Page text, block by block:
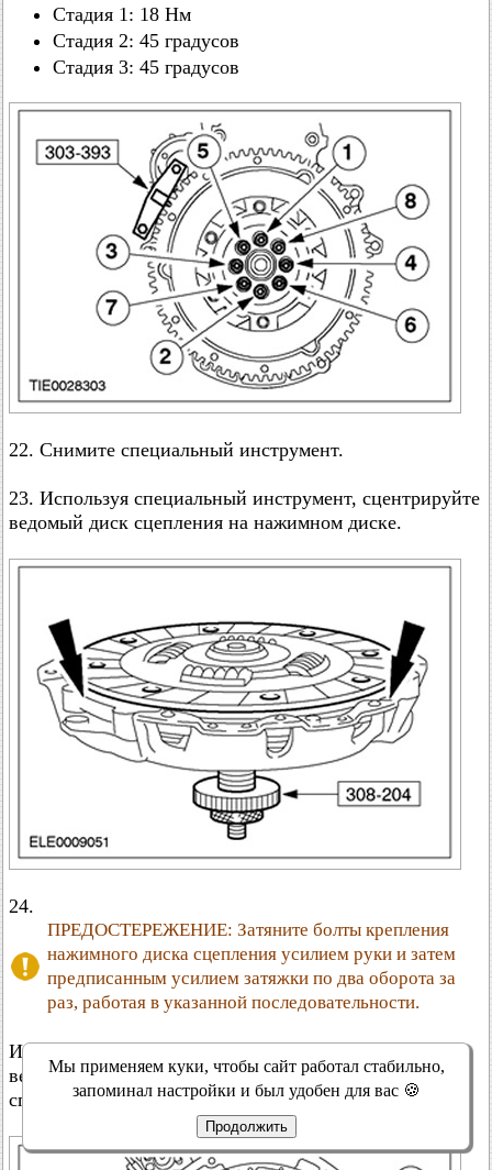
Стадия 1: 18 Нм
Стадия 2: 45 градусов
Стадия 3: 45 градусов
22. Снимите специальный инструмент.
23. Используя специальный инструмент, сцентрируйте
ведомый диск сцепления на нажимном диске.
24.
ПРЕДОСТЕРЕЖЕНИЕ: Затяните болты крепления
нажимного диска сцепления усилием руки и затем
предписанным усилием затяжки по два оборота за
раз, работая в указанной последовательности.
Используя специальный инструмент, установите
ведомый и нажимной диски сцепления. Снимите
специальный инструмент.
Мы применяем куки, чтобы сайт работал стабильно,
запоминал настройки и был удобен для вас 🍪
Продолжить